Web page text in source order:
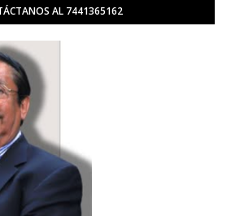
AL 7441365162